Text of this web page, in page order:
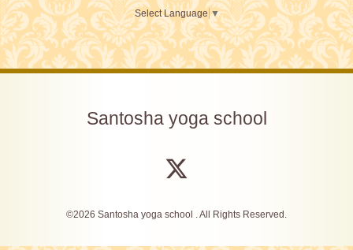
Select Language ▼
Santosha yoga school
©2026 Santosha yoga school . All Rights Reserved.